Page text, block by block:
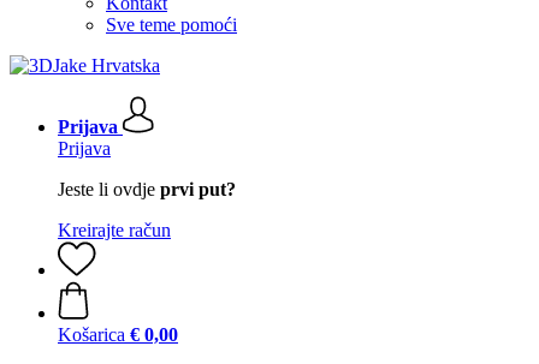
Sve teme pomoći
Prijava
Prijava
Jeste li ovdje prvi put?
Kreirajte račun
Košarica € 0,00